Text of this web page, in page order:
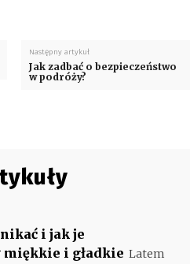
Następny artykuł
Jak zadbać o bezpieczeństwo
w podróży?
i jak je
miękkie i gładkie Latem